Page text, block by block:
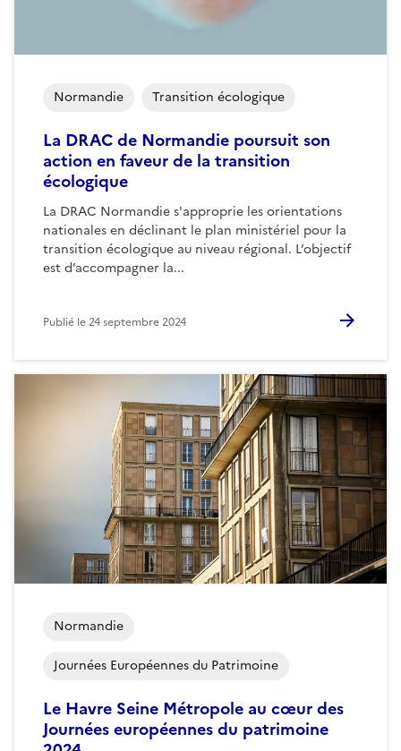
La DRAC de Normandie poursuit son
action en faveur de la transition
écologique
La DRAC Normandie s'approprie les orientations
nationales en déclinant le plan ministériel pour la
transition écologique au niveau régional. L’objectif
est d’accompagner la...
Normandie Transition écologique
Publié le24 septembre 2024
Le Havre Seine Métropole au cœur des
Journées européennes du patrimoine
Normandie
Journées Européennes du Patrimoine